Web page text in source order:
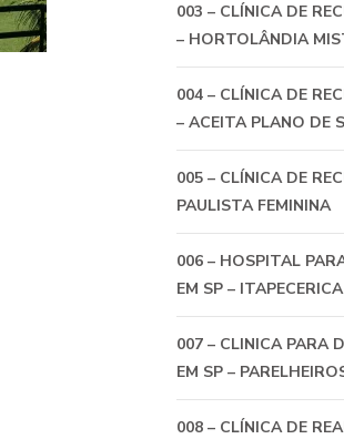
003 – CLÍNICA DE
– HORTOLÂNDIA
004 – CLÍNICA DE
– ACEITA PLANO DE
005 – CLÍNICA DE
PAULISTA FEMININA
006 – HOSPITAL
EM SP –
007 – CLINICA PARA
EM SP –
008 – CLÍNICA DE